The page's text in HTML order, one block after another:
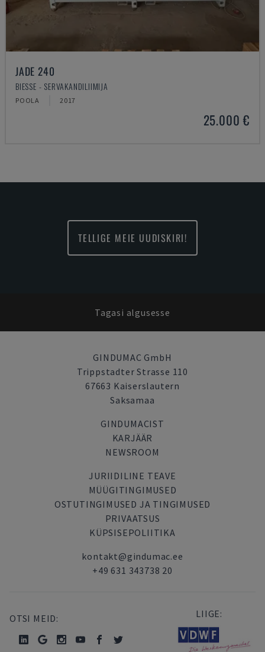
JADE 240
BIESSE - SERVAKANDILIIMIJA
POOLA 2017
25.000 €
TELLIGE MEIE UUDISKIRI!
Tagasi algusesse
GINDUMAC GmbH
Trippstadter Strasse 110
67663 Kaiserslautern
Saksamaa
GINDUMACIST
KARJÄÄR
NEWSROOM
JURIIDILINE TEAVE
MÜÜGITINGIMUSED
OSTUTINGIMUSED JA TINGIMUSED
PRIVAATSUS
KÜPSISEPOLIITIKA
kontakt@gindumac.ee
+49 631 343738 20
OTSI MEID: LIIGE: